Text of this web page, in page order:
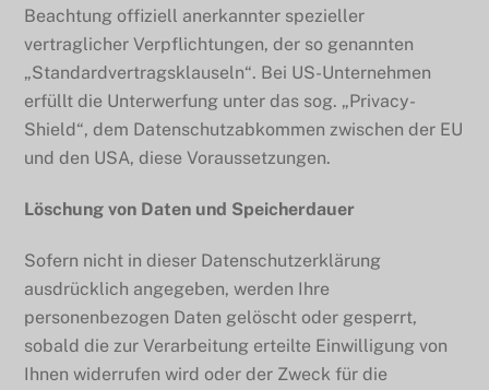
Beachtung offiziell anerkannter spezieller
vertraglicher Verpflichtungen, der so genannten
„Standardvertragsklauseln“. Bei US-Unternehmen
erfüllt die Unterwerfung unter das sog. „Privacy-
Shield“, dem Datenschutzabkommen zwischen der EU
und den USA, diese Voraussetzungen.
Löschung von Daten und Speicherdauer
Sofern nicht in dieser Datenschutzerklärung
ausdrücklich angegeben, werden Ihre
personenbezogen Daten gelöscht oder gesperrt,
sobald die zur Verarbeitung erteilte Einwilligung von
Ihnen widerrufen wird oder der Zweck für die